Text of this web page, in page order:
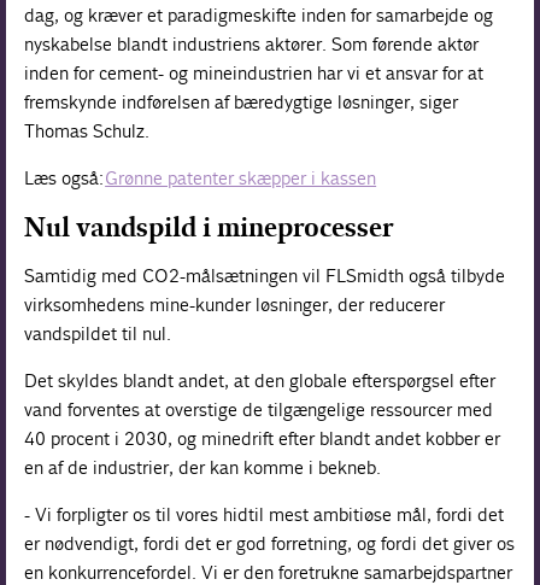
dag, og kræver et paradigmeskifte inden for samarbejde og
nyskabelse blandt industriens aktører. Som førende aktør
inden for cement- og mineindustrien har vi et ansvar for at
fremskynde indførelsen af bæredygtige løsninger, siger
Thomas Schulz.
Læs også:Grønne patenter skæpper i kassen
Nul vandspild i mineprocesser
Samtidig med CO2-målsætningen vil FLSmidth også tilbyde
virksomhedens mine-kunder løsninger, der reducerer
vandspildet til nul.
Det skyldes blandt andet, at den globale efterspørgsel efter
vand forventes at overstige de tilgængelige ressourcer med
40 procent i 2030, og minedrift efter blandt andet kobber er
en af de industrier, der kan komme i bekneb.
- Vi forpligter os til vores hidtil mest ambitiøse mål, fordi det
er nødvendigt, fordi det er god forretning, og fordi det giver os
en konkurrencefordel. Vi er den foretrukne samarbejdspartner